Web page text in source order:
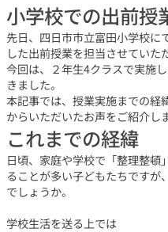
小学校での出前授
先日、四日市市立富田小学校に
した出前授業を担当させていた
今回は、２年生4クラスで実施
きました。
本記事では、授業実施までの経
からいただいたお声をご紹介しま
これまでの経緯
日頃、家庭や学校で「整理整頓
ることが多い子どもたちですが
でしょうか。
学校生活を送る上では